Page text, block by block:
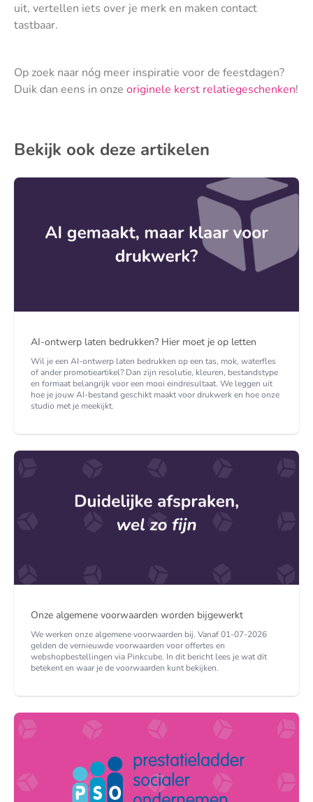
uit, vertellen iets over je merk en maken contact
tastbaar.
Op zoek naar nóg meer inspiratie voor de feestdagen?
Duik dan eens in onze originele kerst relatiegeschenken!
Bekijk ook deze artikelen
AI-ontwerp laten bedrukken? Hier moet je op letten
Wil je een AI-ontwerp laten bedrukken op een tas, mok, waterfles
of ander promotieartikel? Dan zijn resolutie, kleuren, bestandstype
en formaat belangrijk voor een mooi eindresultaat. We leggen uit
hoe je jouw AI-bestand geschikt maakt voor drukwerk en hoe onze
studio met je meekijkt.
Onze algemene voorwaarden worden bijgewerkt
We werken onze algemene voorwaarden bij. Vanaf 01-07-2026
gelden de vernieuwde voorwaarden voor offertes en
webshopbestellingen via Pinkcube. In dit bericht lees je wat dit
betekent en waar je de voorwaarden kunt bekijken.